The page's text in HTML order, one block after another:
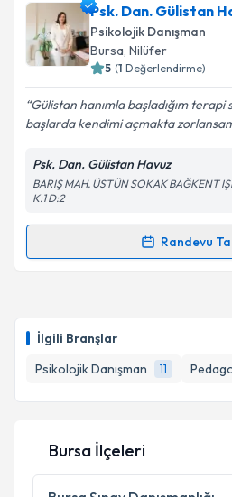
İlgili Branşlar
Psikolojik Danışman
11
Dr. Psk. Dan. Kübra Yaşar
takvimi talebi oluşturun. Size
almanız için bir takvim
bilgilendireceğiz.
E-posta Adresiniz
Kişisel verilerimin
kapsamda işlenmesini
Psk. Dan. Gülistan
Psikolojik Danışman
Bursa, Nilüfer
5 (1 Değerlendirme)
Gülistan hanımla başladığım terapi
başlarda kendimi açmakta
Psk. Dan. Gülistan Havuz
BARIŞ MAH. ÜSTÜN SOKAK BAĞKENT
K:1 D:2
Randevu
Randevu Takvimi Talebi
takvim hazırlandığında e-
E-posta Adresiniz
Kişisel verilerimin
Metni
'ni okudum ve
Bursa İlçeleri